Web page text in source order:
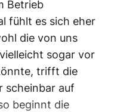
Betrieb
fühlt es sich eher
die von uns
sogar vor
trifft die
scheinbar auf
beginnt die